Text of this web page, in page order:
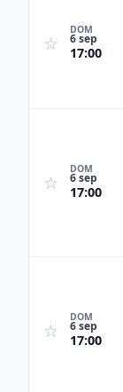
☆
DOM
6 sep
17:00
☆
DOM
6 sep
17:00
☆
DOM
6 sep
17:00